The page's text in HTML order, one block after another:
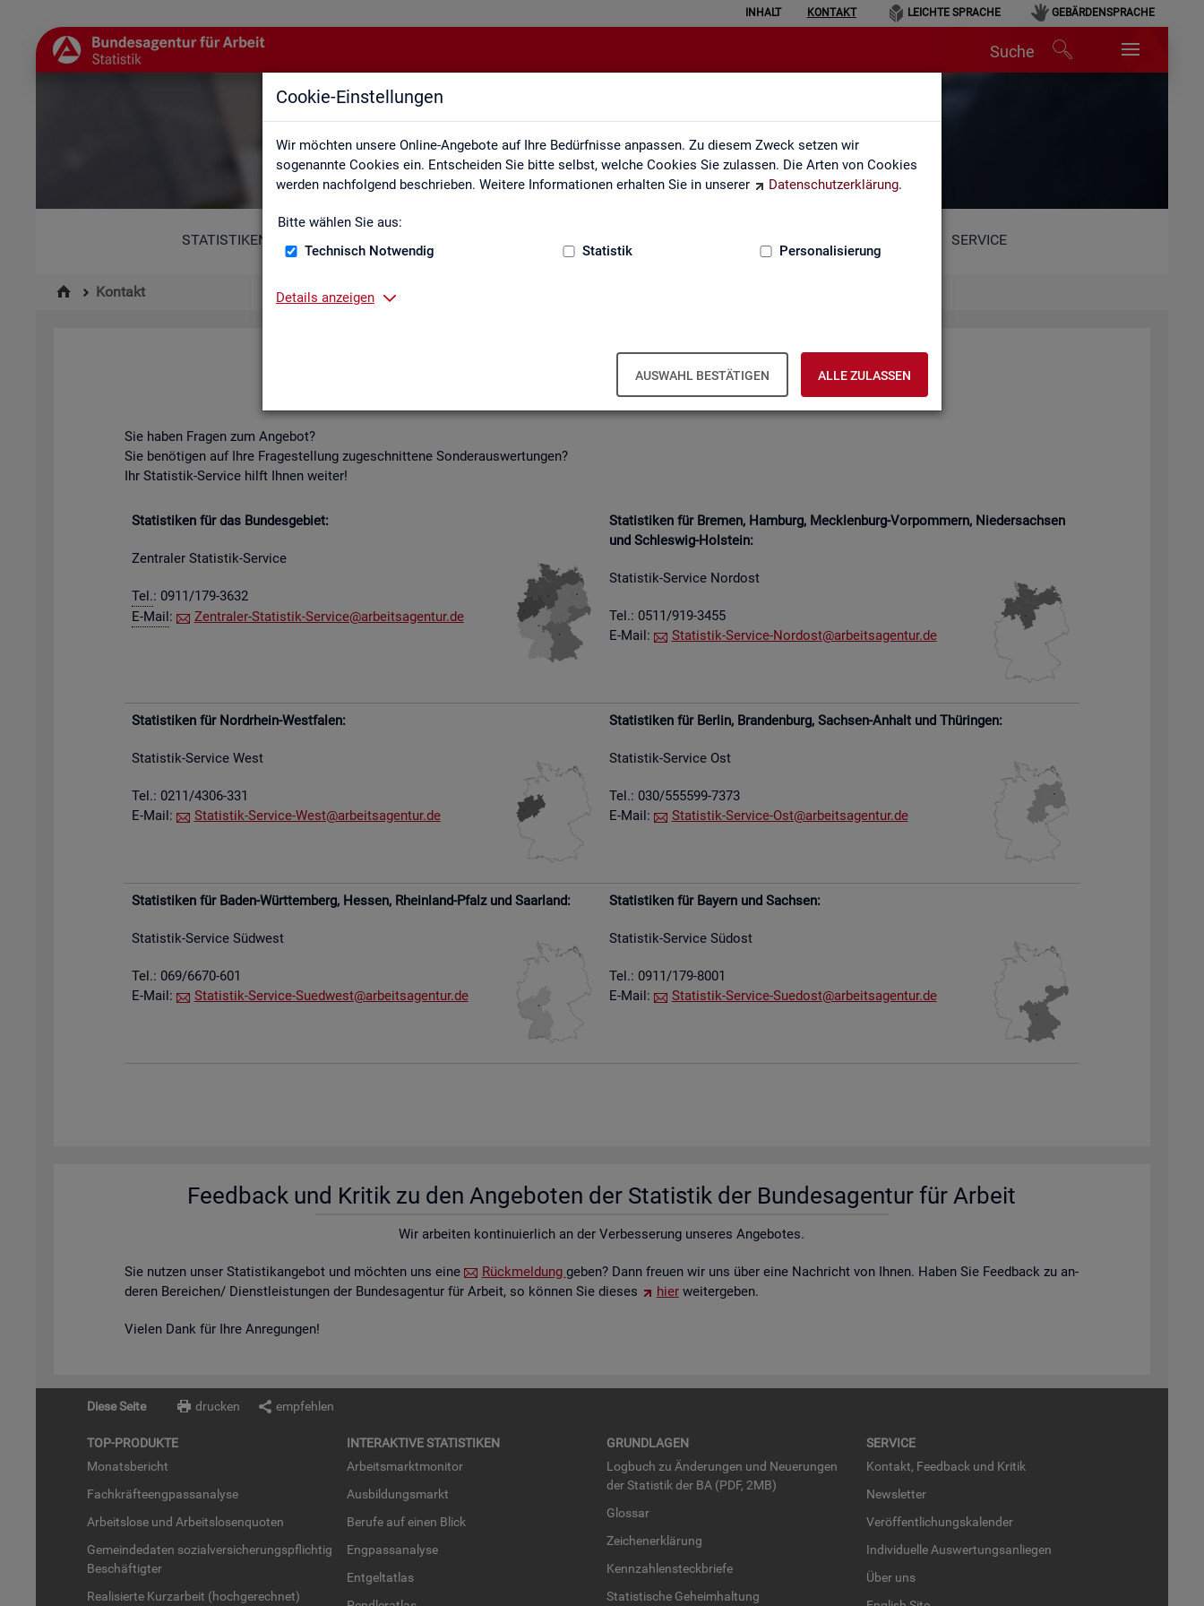
Cookie-Einstellungen
Wir möchten unsere Online-Angebote auf Ihre Bedürfnisse anpassen. Zu diesem Zweck setzen wir
sogenannte Cookies ein. Entscheiden Sie bitte selbst, welche Cookies Sie zulassen. Die Arten von Cookies
werden nachfolgend beschrieben. Weitere Informationen erhalten Sie in unserer
Datenschutzerklärung.
Bitte wählen Sie aus:
Technisch Notwendig
Statistik Personalisierung
Details anzeigen
AUSWAHL BESTÄTIGEN ALLE ZULASSEN
INHALT KONTAKT LEICHTE SPRACHE GEBÄRDENSPRACHE
Suche
Kontakt
STATISTIKEN SERVICE
Kontakt
Kon­takt
Nut­zen Sie die Mög­lich­keit mit uns in Kon­takt zu tre­ten!
Sie haben Fra­gen zum An­ge­bot?
Sie be­nö­ti­gen auf Ihre Fra­ge­stel­lung zu­ge­schnit­te­ne Son­der­aus­wer­tun­gen?
Ihr Sta­tis­tik-Ser­vice hilft Ihnen wei­ter!
Sta­tis­ti­ken für das Bun­des­ge­biet:
Zen­tra­ler Sta­tis­tik-Ser­vice
Tel.: 0911/179-3632
E-Mail: Zen­tra­ler-Sta­tis­tik-Ser­vice@​arb​eits​agen​tur.​de
Sta­tis­ti­ken für Bre­men, Ham­burg, Meck­len­burg-Vor­pom­mern, Nie­der­sach­sen
und Schles­wig-Hol­stein:
Sta­tis­tik-Ser­vice Nord­ost
Tel.: 0511/919-3455
E-Mail:
Sta­tis­tik-Ser­vice-Nord­ost@​arb​eits​agen​tur.​de
Sta­tis­ti­ken für Nord­rhein-West­fa­len:
Sta­tis­tik-Ser­vice West
Tel.: 0211/4306-331
E-Mail:
Sta­tis­tik-Ser­vice-West@​arb​eits​agen​tur.​de
Sta­tis­ti­ken für Ber­lin, Bran­den­burg, Sach­sen-An­halt und Thü­rin­gen:
Sta­tis­tik-Ser­vice Ost
Tel.: 030/555599-7373
E-Mail:
Sta­tis­tik-Ser­vice-Ost@​arb​eits​agen​tur.​de
Sta­tis­ti­ken für Baden-Würt­tem­berg, Hes­sen, Rhein­land-Pfalz und Saar­land:
Sta­tis­tik-Ser­vice Süd­west
Tel.: 069/6670-601
E-Mail:
Sta­tis­tik-Ser­vice-Su­ed­west@​arb​eits​agen​tur.​de
Sta­tis­ti­ken für Bay­ern und Sach­sen:
Sta­tis­tik-Ser­vice Süd­ost
Tel.: 0911/179-8001
E-Mail:
Sta­tis­tik-Ser­vice-Su­e­dost@​arb​eits​agen​tur.​de
Feed­back und Kri­tik zu den An­ge­bo­ten der Sta­tis­tik der Bun­des­agen­tur für Ar­beit
Wir ar­bei­ten kon­ti­nu­ier­lich an der Ver­bes­se­rung un­se­res An­ge­bo­tes.
Sie nut­zen unser Sta­tis­tik­an­ge­bot und möch­ten uns eine Rück­mel­dung geben? Dann freu­en wir uns über eine Nach­richt von Ihnen. Haben Sie Feed­back zu an­
de­ren Be­rei­chen/ Dienst­leis­tun­gen der Bun­des­agen­tur für Ar­beit, so kön­nen Sie die­ses
hierwei­ter­ge­ben.
Vie­len Dank für Ihre An­re­gun­gen!
Diese Seite drucken empfehlen
TOP-PRO­DUK­TE
Mo­nats­be­richt
Fach­kräf­te­eng­pass­ana­ly­se
Ar­beits­lo­se und Ar­beits­lo­sen­quo­ten
Ge­mein­de­da­ten so­zi­al­ver­si­che­rungs­pflich­tig
Be­schäf­tig­ter
Rea­li­sier­te Kurz­ar­beit (hoch­ge­rech­net)
IN­TER­AK­TI­VE STA­TIS­TI­KEN
Ar­beits­markt­mo­ni­tor
Aus­bil­dungs­markt
Be­ru­fe auf einen Blick
Eng­pass­ana­ly­se
Ent­gel­t­at­las
GRUND­LA­GEN
Log­buch zu Än­de­run­gen und Neue­run­gen
der Sta­tis­tik der BA (PDF, 2MB)
Glos­sar
Zei­chen­er­klä­rung
Kenn­zah­len­steck­brie­fe
Sta­tis­ti­sche Ge­heim­hal­tung
SER­VICE
Kon­takt, Feed­back und Kri­tik
News­let­ter
Ver­öf­fent­li­chungs­ka­len­der
In­di­vi­du­el­le Aus­wer­tungs­an­lie­gen
Über uns